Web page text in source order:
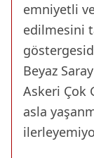
emniyetli
edilmesini
Beyaz
Askeri Çok
asla